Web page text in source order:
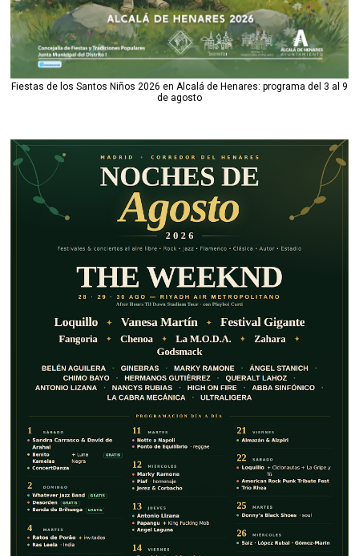
Fiestas de los Santos Niños 2026 en Alcalá de Henares: programa del 3 al 9
de agosto